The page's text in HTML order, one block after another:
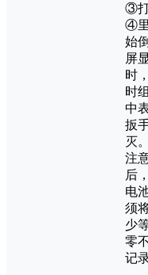
③打
④
始
屏
时
时
中
扳
灭。
注
后
电
须
少
零
记